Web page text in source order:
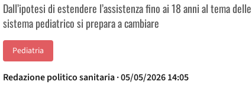
Dall’ipotesi di estendere l’assistenza fino ai 18 anni al tema
sistema pediatrico si prepara a cambiare
Pediatria
Redazione politico sanitaria · 05/05/2026 14:05